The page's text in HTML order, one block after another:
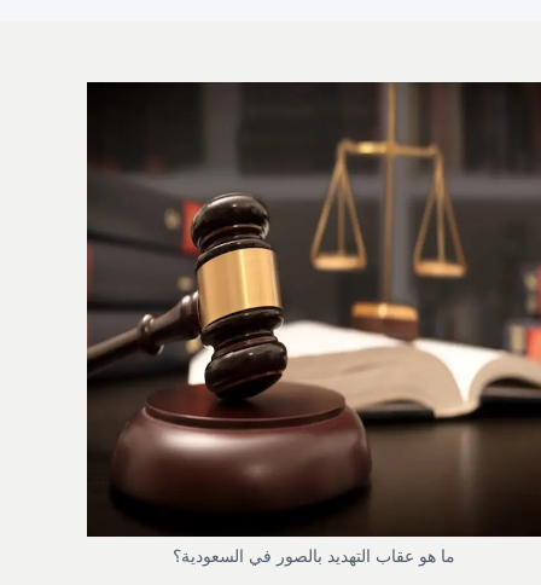
ما هو عقاب التهديد بالصور في السعودية؟